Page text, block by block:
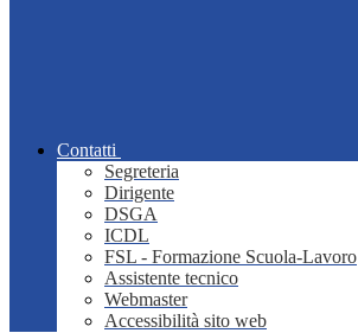
Contatti
Segreteria
Dirigente
DSGA
ICDL
FSL - Formazione Scuola-Lavoro
Assistente tecnico
Webmaster
Accessibilità sito web